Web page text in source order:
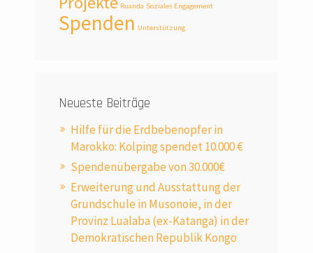
Ruanda Soziales Engagement
Spenden Unterstützung
Neueste Beiträge
Hilfe für die Erdbebenopfer in
Marokko: Kolping spendet 10.000 €
Spendenübergabe von 30.000€
Erweiterung und Ausstattung der
Grundschule in Musonoie, in der
Provinz Lualaba (ex-Katanga) in der
Demokratischen Republik Kongo